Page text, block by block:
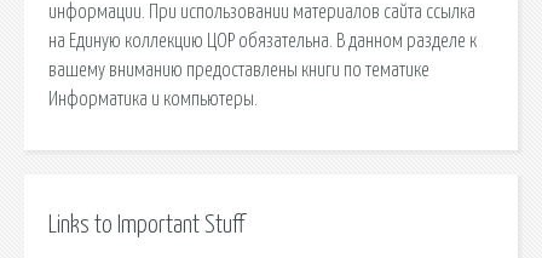
информации. При использовании материалов сайта ссылка
на Единую коллекцию ЦОР обязательна. В данном разделе к
вашему вниманию предоставлены книги по тематике
Информатика и компьютеры.
Links to Important Stuff